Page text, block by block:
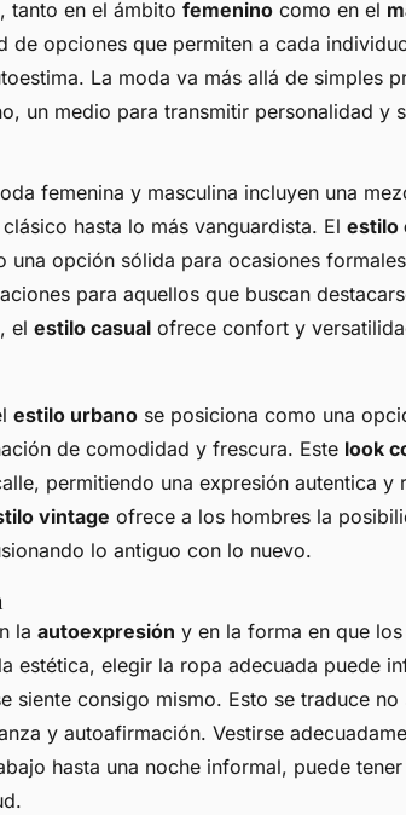
tanto en el ámbito femenino como en el
de opciones que permiten a cada
La moda va más allá de simples
un medio para transmitir personalidad y
femenina y masculina incluyen una
hasta lo más vanguardista. El estilo
una opción sólida para ocasiones
para aquellos que buscan
el estilo casual ofrece confort y
estilo urbano se posiciona como una
de comodidad y frescura. Este look
permitiendo una expresión autentica y
vintage ofrece a los hombres la
lo antiguo con lo nuevo.
la autoexpresión y en la forma en que
estética, elegir la ropa adecuada puede
siente consigo mismo. Esto se traduce no
y autoafirmación. Vestirse
hasta una noche informal, puede